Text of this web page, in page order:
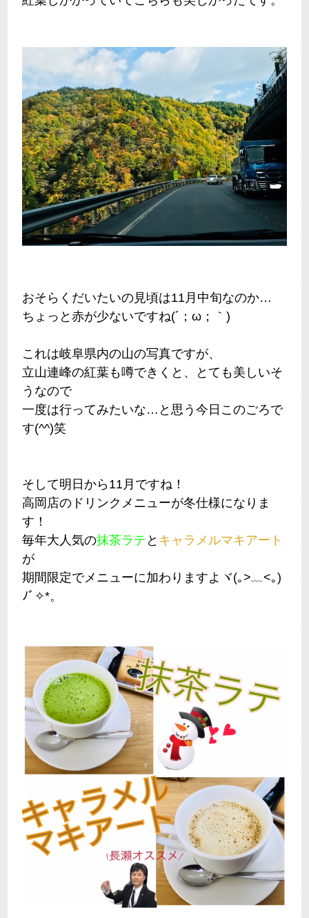
おそらくだいたいの見頃は11月中旬なのか…
ちょっと赤が少ないですね(´；ω；｀)
これは岐阜県内の山の写真ですが、
立山連峰の紅葉も噂できくと、とても美しいそ
うなので
一度は行ってみたいな…と思う今日このごろで
す(^^)笑
そして明日から11月ですね！
高岡店のドリンクメニューが冬仕様になりま
す！
毎年大人気の抹茶ラテ と キャラメルマキアート
が
期間限定でメニューに加わりますよヾ(｡>﹏<｡)
ﾉﾞ✧*。